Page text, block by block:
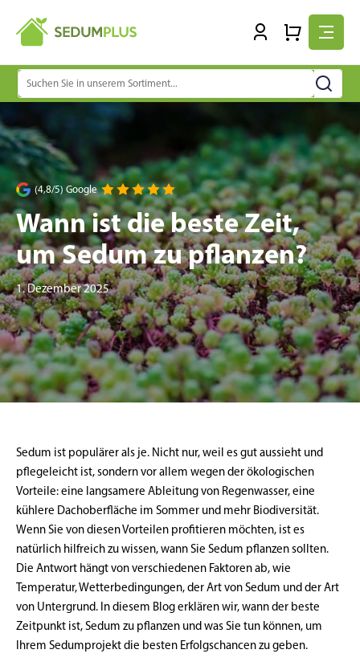
Suchen
nach:
(4,8/5) Google
Wann ist die beste Zeit,
um Sedum zu pflanzen?
1. Dezember 2025
Sedum ist populärer als je. Nicht nur, weil es gut aussieht und
pflegeleicht ist, sondern vor allem wegen der ökologischen
Vorteile: eine langsamere Ableitung von Regenwasser, eine
kühlere Dachoberfläche im Sommer und mehr Biodiversität.
Wenn Sie von diesen Vorteilen profitieren möchten, ist es
natürlich hilfreich zu wissen, wann Sie Sedum pflanzen sollten.
Die Antwort hängt von verschiedenen Faktoren ab, wie
Temperatur, Wetterbedingungen, der Art von Sedum und der Art
von Untergrund. In diesem Blog erklären wir, wann der beste
Zeitpunkt ist, Sedum zu pflanzen und was Sie tun können, um
Ihrem Sedumprojekt die besten Erfolgschancen zu geben.